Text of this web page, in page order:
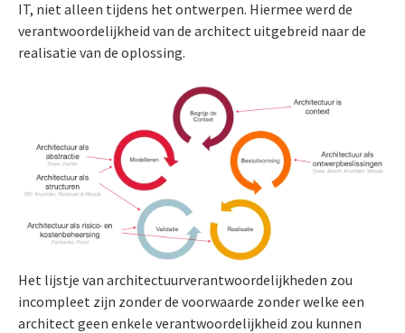
IT, niet alleen tijdens het ontwerpen. Hiermee werd de
verantwoordelijkheid van de architect uitgebreid naar de
realisatie van de oplossing.
Het lijstje van architectuurverantwoordelijkheden zou
incompleet zijn zonder de voorwaarde zonder welke een
architect geen enkele verantwoordelijkheid zou kunnen